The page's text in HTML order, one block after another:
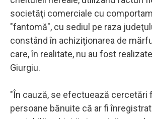
societăţi comerciale cu
"fantomă", cu sediul pe raza
constând în achiziţionarea de
care, în realitate, nu au fost
Giurgiu.
"În cauză, se efectuează cercetări
persoane bănuite că ar fi